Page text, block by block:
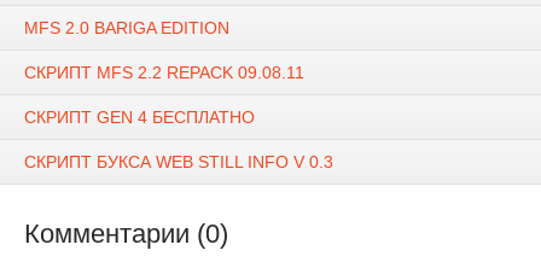
MFS 2.0 BARIGA EDITION
СКРИПТ MFS 2.2 REPACK 09.08.11
СКРИПТ GEN 4 БЕСПЛАТНО
СКРИПТ БУКСА WEB STILL INFO V 0.3
Комментарии (0)